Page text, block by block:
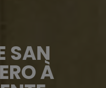
SAN
À